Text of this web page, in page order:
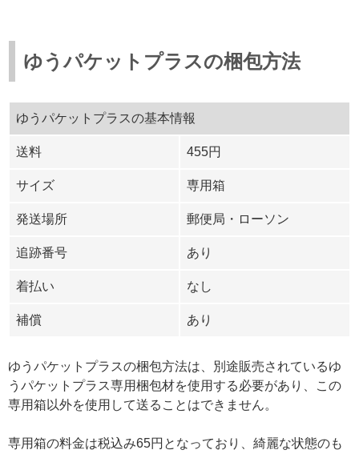
ゆうパケットプラスの梱包方法
ゆうパケットプラスの基本情報
送料 455円
サイズ 専用箱
発送場所 郵便局・ローソン
追跡番号 あり
着払い なし
補償 あり
ゆうパケットプラスの梱包方法は、別途販売されているゆ
うパケットプラス専用梱包材を使用する必要があり、この
専用箱以外を使用して送ることはできません。
専用箱の料金は税込み65円となっており、綺麗な状態のも